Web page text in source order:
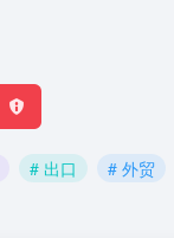
# 出口 # 外贸